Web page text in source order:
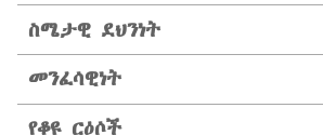
ስሜታዊ ደህንነት
መንፈሳዊነት
የቆዩ ርዕሶች